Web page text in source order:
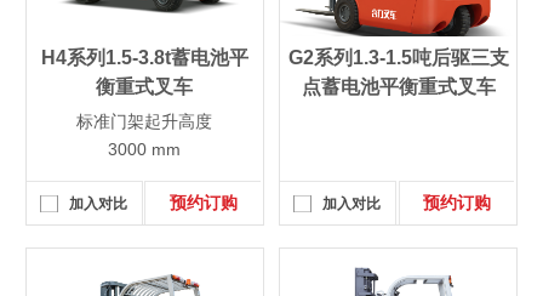
H4系列1.5-3.8t蓄电池平
衡重式叉车
标准门架起升高度
3000 mm
加入对比 预约订购
G2系列1.3-1.5吨后驱三支
点蓄电池平衡重式叉车
加入对比 预约订购